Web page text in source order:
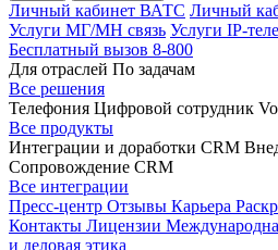
Личный кабинет ВАТС Личный
Услуги МГ/МН связь Услуги IP-
Бесплатный вызов 8-800
Для отраслей По задачам
Все решения
Телефония Цифровой сотрудник
Все продукты
Интеграции и доработки CRM
Сопровождение CRM
Все интеграции
Пресс-центр Отзывы Карьера
Контакты Лицензии
и деловая этика